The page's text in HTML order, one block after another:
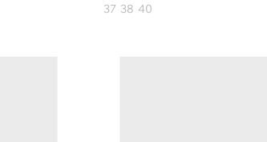
37 38 40